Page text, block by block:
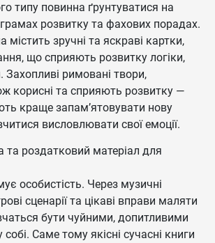
типу повинна ґрунтуватися на
розвитку та фахових порадах.
містить зручні та яскраві картки,
що сприяють розвитку логіки,
Захопливі римовані твори,
корисні та сприяють розвитку —
краще запам’ятовувати нову
висловлювати свої емоції.
та роздатковий матеріал для
особистість. Через музичні
сценарії та цікаві вправи маляти
бути чуйними, допитливими
Саме тому якісні сучасні книги